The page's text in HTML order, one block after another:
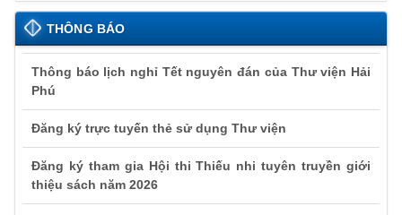
THÔNG BÁO
Thông báo lịch nghỉ Tết nguyên đán của Thư viện Hải
Phú
Đăng ký trực tuyến thẻ sử dụng Thư viện
Đăng ký tham gia Hội thi Thiếu nhi tuyên truyền giới
thiệu sách năm 2026